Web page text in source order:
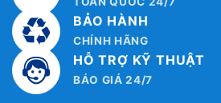
BẢO HÀNH
CHÍNH HÃNG
HỖ TRỢ KỸ THUẬT
BÁO GIÁ 24/7